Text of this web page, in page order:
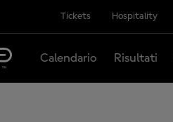
Tickets Hospitality
Calendario Risultati